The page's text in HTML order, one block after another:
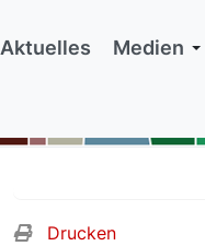
Aktuelles Medien
Drucken